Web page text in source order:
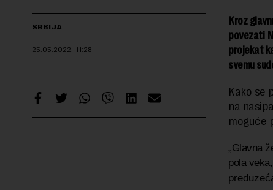
SRBIJA
25.05.2022. 11:28
Kroz
povezati
projekat
svemu
Kako se
na
moguće
„Glavna
pola